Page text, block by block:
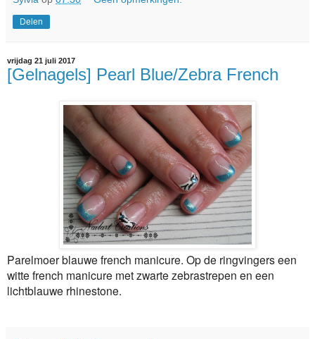
Delen
vrijdag 21 juli 2017
[Gelnagels] Pearl Blue/Zebra French
Parelmoer blauwe french manicure. Op de ringvingers een
witte french manicure met zwarte zebrastrepen en een
lichtblauwe rhinestone.